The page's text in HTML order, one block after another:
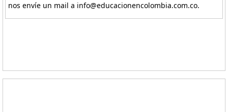
nos envíe un mail a info@educacionencolombia.com.co.